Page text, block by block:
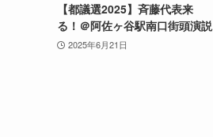
【都議選2025】斉藤代表来
る！＠阿佐ヶ谷駅南口街頭演説
2025年6月21日